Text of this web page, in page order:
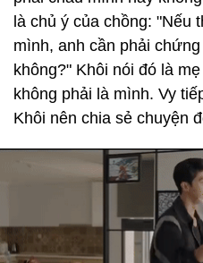
là chủ ý của chồng: "Nếu
mình, anh cần phải
không?" Khôi nói đó là
không phải là mình. Vy
Khôi nên chia sẻ chuyện